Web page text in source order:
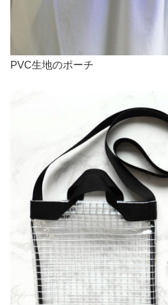
PVC生地のポーチ